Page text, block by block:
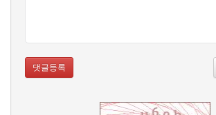
댓글등록